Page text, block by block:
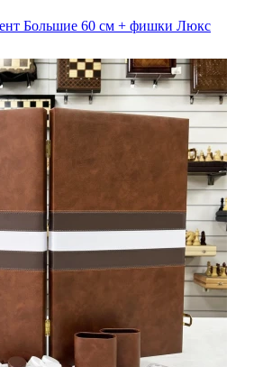
Большие 60 см + фишки Люкс